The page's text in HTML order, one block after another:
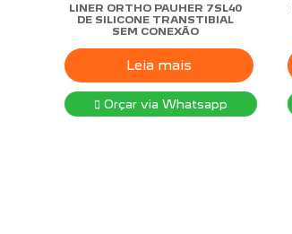
LINER ORTHO PAUHER 7SL40
DE SILICONE TRANSTIBIAL
SEM CONEXÃO
Leia mais
Orçar via Whatsapp